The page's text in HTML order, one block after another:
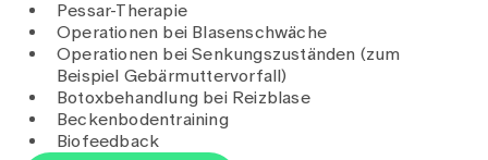
Pessar-Therapie
Operationen bei Blasenschwäche
Operationen bei Senkungszuständen (zum
Beispiel Gebärmuttervorfall)
Botoxbehandlung bei Reizblase
Beckenbodentraining
Biofeedback